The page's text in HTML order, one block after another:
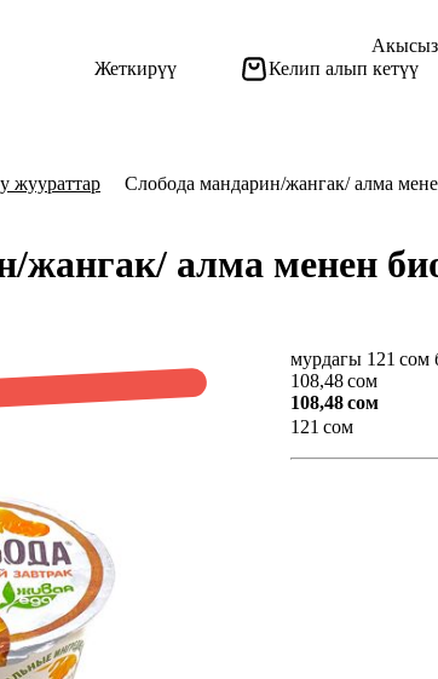
Жеткирүү Келип алып кетүү
Акысыз
жуураттар Слобода мандарин/жангак/ алма
жангак/ алма менен
мурдагы 121 сом
108,48 сом
108,48 сом
121 сом